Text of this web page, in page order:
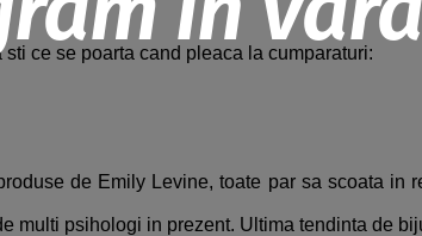
ce se poarta cand pleaca la cumparaturi:
de Emily Levine, toate par sa scoata
multi psihologi in prezent. Ultima tendinta de